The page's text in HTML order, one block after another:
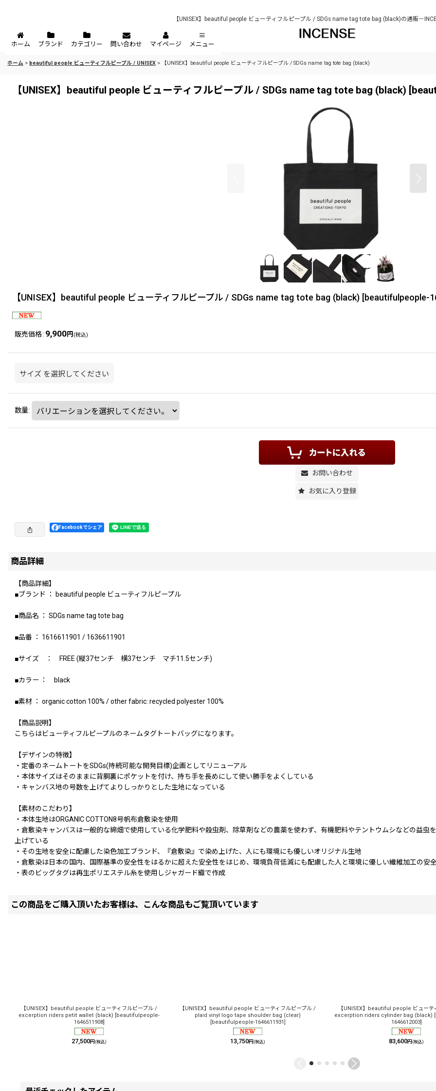
【UNISEX】beautiful people ビューティフルピープル / SDGs name tag tote bag (black)の通販－
ホーム ブランド カテゴリー 問い合わせ マイページ メニュー
ホーム > beautiful people ビューティフルピープル / UNISEX > 【UNISEX】beautiful people ビューティフルピープル / SDGs name tag tote bag (black)
【UNISEX】beautiful people ビューティフルピープル / SDGs name tag tote bag (black) [
【UNISEX】beautiful people ビューティフルピープル / SDGs name tag tote bag (black) [beautifulpeople-
販売価格: 9,900円 (税込)
サイズ を選択してください
数量:
お問い合わせ
お気に入り登録
Facebookでシェア
商品詳細
【商品詳細】
■ブランド ： beautiful people ビューティフルピープル
■商品名 ： SDGs name tag tote bag
■品番 ： 1616611901 / 1636611901
■サイズ ： FREE (縦37センチ 横37センチ マチ11.5センチ)
■カラー ： black
■素材 ： organic cotton 100% / other fabric: recycled polyester 100%
【商品説明】
こちらはビューティフルピープルのネームタグトートバッグになります。
【デザインの特徴】
・定番のネームトートをSDGs(持続可能な開発目標)企画としてリニューアル
・本体サイズはそのままに背胴裏にポケットを付け、持ち手を長めにして使い勝手をよくしている
・キャンバス地の号数を上げてよりしっかりとした生地になっている
【素材のこだわり】
・本体生地はORGANIC COTTON8号帆布倉敷染を使用
・倉敷染キャンバスは一般的な綿畑で使用している化学肥料や殺虫剤、除草剤などの農薬を使わず、有機肥料やテントウムシなどの益虫
上げている
・その生地を安全に配慮した染色加工ブランド、『倉敷染』で染め上げた、人にも環境にも優しいオリジナル生地
・倉敷染は日本の国内、国際基準の安全性をはるかに超えた安全性をはじめ、環境負荷低減にも配慮した人と環境に優しい繊維加工の安
・表のビッグタグは再生ポリエステル糸を使用しジャガード織で作成
この商品をご購入頂いたお客様は、こんな商品もご覧頂いています
【UNISEX】beautiful people ビューティフルピープル /
excerption riders petit wallet (black) [beautifulpeople-
1646511908]
27,500円 (税込)
【UNISEX】beautiful people ビューティフルピープル /
plaid vinyl logo tape shoulder bag (clear)
[beautifulpeople-1646611931]
13,750円 (税込)
【UNISEX】beautiful people ビューテ
excerption riders cylinder bag (black) [
1646612003]
83,600円 (税込)